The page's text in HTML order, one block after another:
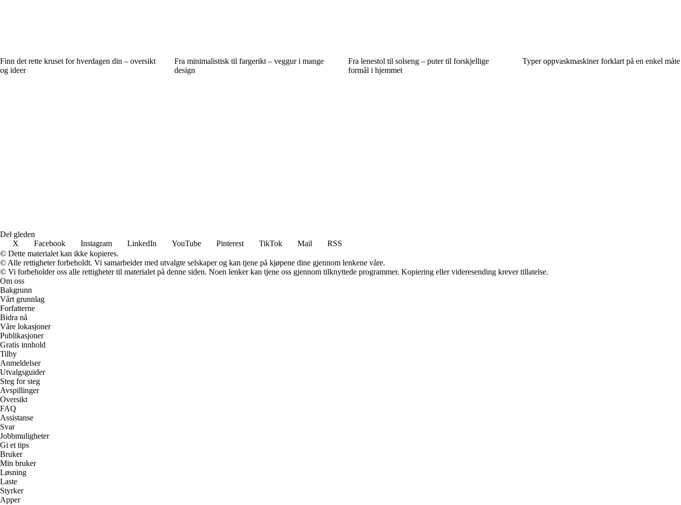
Finn det rette kruset for hverdagen din – oversikt
og ideer
Fra minimalistisk til fargerikt – veggur i mange
design
Fra lenestol til solseng – puter til forskjellige
formål i hjemmet
Typer oppvaskmaskiner forklart på en enkel måte
Del gleden
X
Facebook Instagram LinkedIn YouTube Pinterest TikTok Mail
RSS
© Dette materialet kan ikke kopieres.
© Alle rettigheter forbeholdt. Vi samarbeider med utvalgte selskaper og kan tjene på kjøpene dine gjennom lenkene våre.
© Vi forbeholder oss alle rettigheter til materialet på denne siden. Noen lenker kan tjene oss gjennom tilknyttede programmer. Kopiering eller videresending krever tillatelse.
Om oss
Bakgrunn
Vårt grunnlag
Forfatterne
Bidra nå
Våre lokasjoner
Publikasjoner
Gratis innhold
Tilby
Anmeldelser
Utvalgsguider
Steg for steg
Avspillinger
Oversikt
FAQ
Assistanse
Svar
Jobbmuligheter
Gi et tips
Bruker
Min bruker
Løsning
Laste
Styrker
Apper